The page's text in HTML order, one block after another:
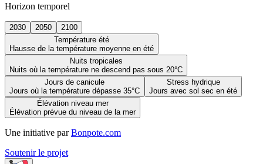
Horizon temporel
2030 2050
2100
Température été
Hausse de la température moyenne en été
Nuits tropicales
Nuits où la température ne descend pas sous 20°C
Jours de canicule
Jours où la température dépasse 35°C
Stress hydrique
Jours avec sol sec en été
Élévation niveau mer
Élévation prévue du niveau de la mer
Une initiative par Bonpote.com
Soutenir le projet